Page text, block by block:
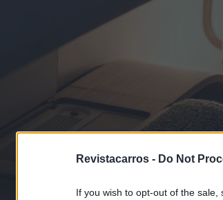
Revistacarros - Do Not
If you wish to opt-out of the